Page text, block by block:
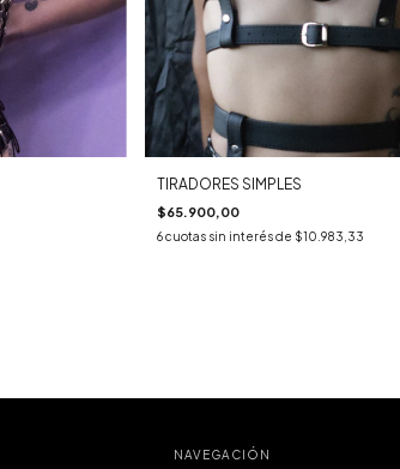
TIRADORES SIMPLES
$65.900,00
6 cuotas sin interés de $10.983,33
NAVEGACIÓN